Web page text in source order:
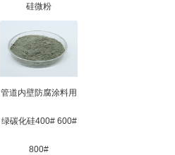
硅微粉
管道内壁防腐涂料用
绿碳化硅400# 600#
800#